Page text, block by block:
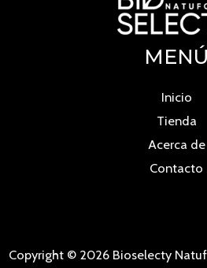
MENÚ
Inicio
Tienda
Acerca de
Contacto
Copyright © 2026 Bioselecty